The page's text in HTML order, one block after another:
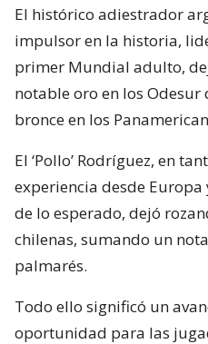
El histórico adiestrador
impulsor en la historia,
primer Mundial adulto,
notable oro en los Odesur
bronce en los
El ‘Pollo’ Rodríguez, en
experiencia desde
de lo esperado, dejó
chilenas, sumando un
palmarés.
Todo ello significó un
oportunidad para las